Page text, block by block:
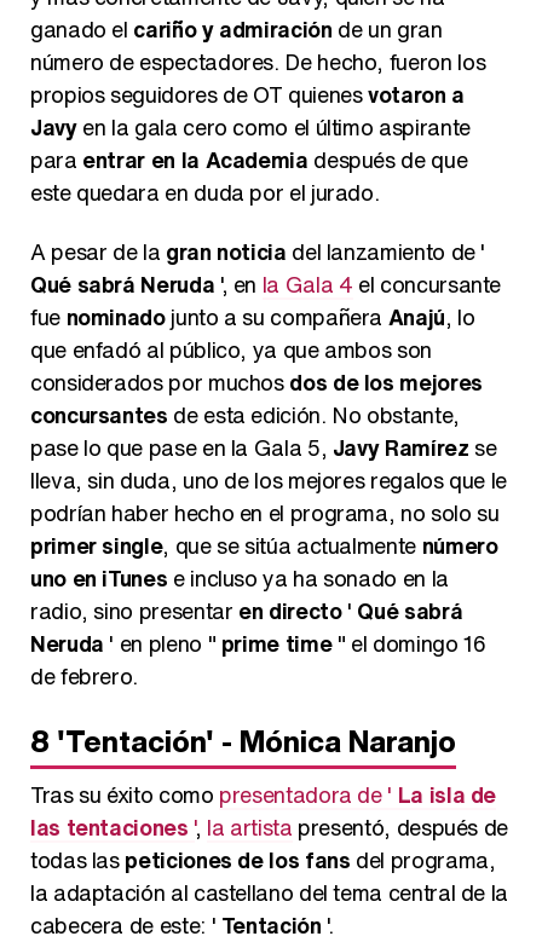
ganado el cariño y admiración de un gran
número de espectadores. De hecho, fueron los
propios seguidores de OT quienesvotaron a
Javyen la gala cero como el último aspirante
para entrar en la Academia después de que
este quedara en duda por el jurado.
A pesar de la gran noticia del lanzamiento de '
Qué sabrá Neruda ', en la Gala 4 el concursante
fue nominadojunto a su compañera Anajú, lo
que enfadó al público, ya que ambos son
considerados por muchosdos de los mejores
concursantes de esta edición. No obstante,
pase lo que pase en la Gala 5, Javy Ramírez se
lleva, sin duda, uno de los mejores regalos que le
podrían haber hecho en el programa, no solo su
primer single, que se sitúa actualmente número
uno en iTunes e incluso ya ha sonado en la
radio, sino presentar en directo' Qué sabrá
Neruda ' en pleno " prime time" el domingo 16
de febrero.
8 'Tentación' - Mónica Naranjo
Tras su éxito como presentadora de ' La isla de
las tentaciones , la artista presentó, después de
todas laspeticiones de los fans del programa,
la adaptación al castellano del tema central de la
cabecera de este: ' Tentación '.